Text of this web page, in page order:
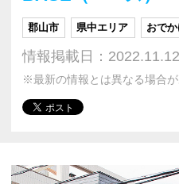
郡山市 県中エリア おで
情報掲載日：2022.11.12
※最新の情報とは異なる場合が